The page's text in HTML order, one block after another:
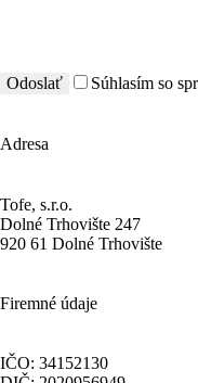
Súhlasím so
Adresa
Tofe, s.r.o.
Dolné Trhovište 247
920 61 Dolné Trhovište
Firemné údaje
IČO: 34152130